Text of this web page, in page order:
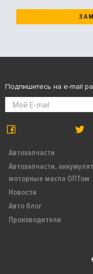
Автозапчасти
Автозапчасти,
моторные масла ОПТом
Новости
Авто блог
Производители
Подпишитесь на e-mail